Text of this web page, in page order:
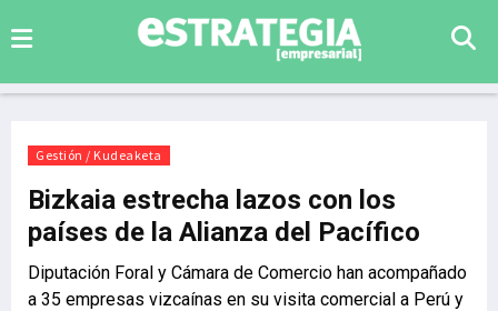
Gestión / Kudeaketa
Bizkaia estrecha lazos con los
países de la Alianza del Pacífico
Diputación Foral y Cámara de Comercio han acompañado
a 35 empresas vizcaínas en su visita comercial a Perú y